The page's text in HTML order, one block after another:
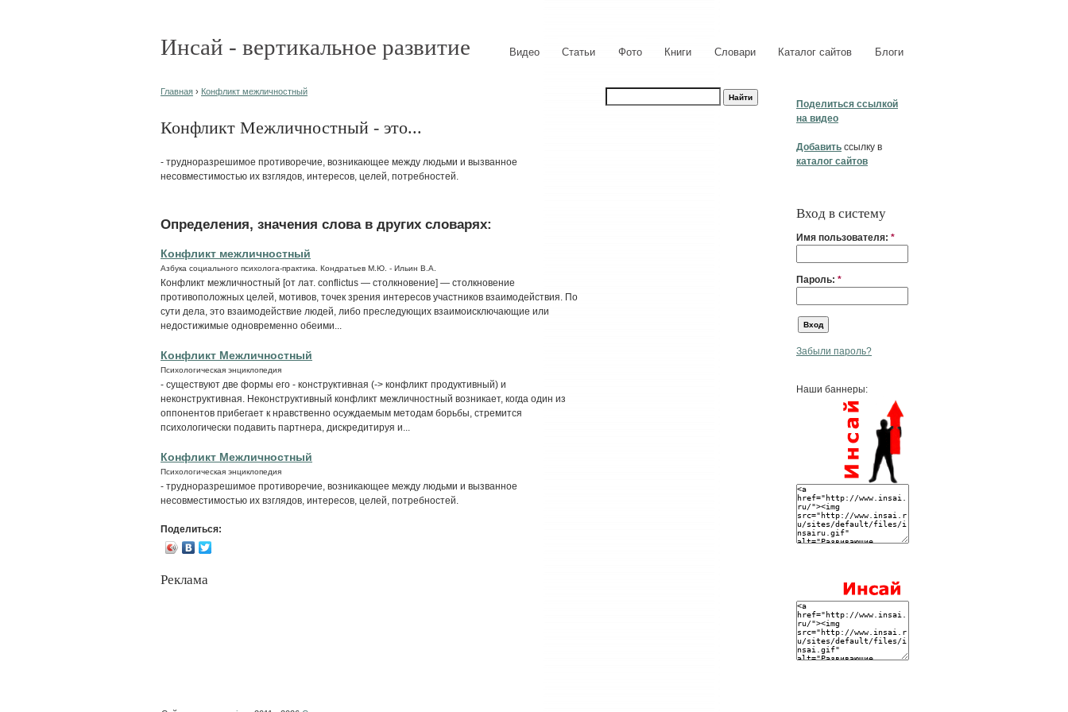
Инсай - вертикальное развитие Видео Статьи Фото Книги Словари Каталог сайтов Блоги
Поделиться ссылкой
на видео
Добавить ссылку в
каталог сайтов
Вход в систему
Имя пользователя: *
Пароль: *
Забыли пароль?
Наши баннеры:
Главная › Конфликт межличностный
Конфликт Межличностный - это...
- трудноразрешимое противоречие, возникающее между людьми и вызванное
несовместимостью их взглядов, интересов, целей, потребностей.
Определения, значения слова в других словарях:
Конфликт межличностный
Азбука социального психолога-практика. Кондратьев М.Ю. - Ильин В.А.
Конфликт межличностный [от лат. conflictus — столкновение] — столкновение
противоположных целей, мотивов, точек зрения интересов участников взаимодействия. По
сути дела, это взаимодействие людей, либо преследующих взаимоисключающие или
недостижимые одновременно обеими...
Конфликт Межличностный
Психологическая энциклопедия
- существуют две формы его - конструктивная (-> конфликт продуктивный) и
неконструктивная. Неконструктивный конфликт межличностный возникает, когда один из
оппонентов прибегает к нравственно осуждаемым методам борьбы, стремится
психологически подавить партнера, дискредитируя и...
Конфликт Межличностный
Психологическая энциклопедия
- трудноразрешимое противоречие, возникающее между людьми и вызванное
несовместимостью их взглядов, интересов, целей, потребностей.
Поделиться:
Реклама